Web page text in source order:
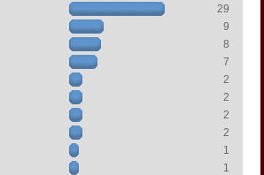
29
9
8
7
2
2
2
2
1
1